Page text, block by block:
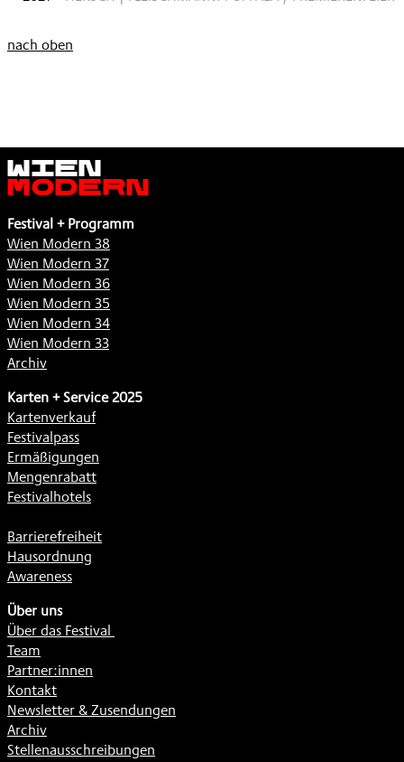
nach oben
Wien
Modern
Festival + Programm
Wien Modern 38
Wien Modern 37
Wien Modern 36
Wien Modern 35
Wien Modern 34
Wien Modern 33
Archiv
Karten + Service 2025
Kartenverkauf
Festivalpass
Ermäßigungen
Mengenrabatt
Festivalhotels
Barrierefreiheit
Hausordnung
Awareness
Über uns
Über das Festival
Team
Partner:innen
Kontakt
Newsletter & Zusendungen
Archiv
Stellenausschreibungen